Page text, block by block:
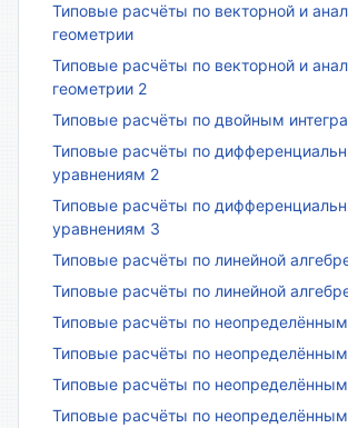
Типовые расчёты по векторной и
геометрии
Типовые расчёты по векторной и
геометрии 2
Типовые расчёты по двойным
Типовые расчёты по
уравнениям 2
Типовые расчёты по
уравнениям 3
Типовые расчёты по линейной
Типовые расчёты по линейной
Типовые расчёты по
Типовые расчёты по
Типовые расчёты по
Типовые расчёты по